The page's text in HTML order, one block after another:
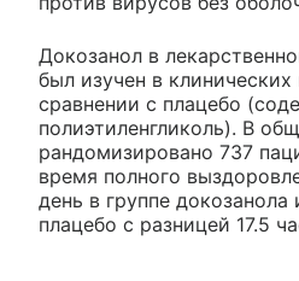
Докозанол в
был изучен в
сравнении с плацебо
полиэтиленгликоль). В
рандомизировано 737
время полного
день в группе
плацебо с разницей 17.5